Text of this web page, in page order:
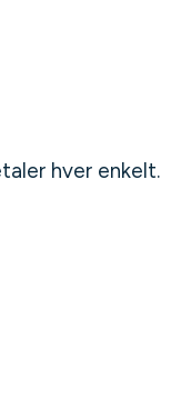
hver enkelt.